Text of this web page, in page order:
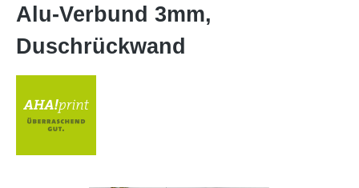
Alu-Verbund 3mm,
Duschrückwand